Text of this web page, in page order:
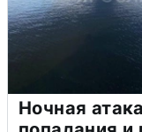
Ночная